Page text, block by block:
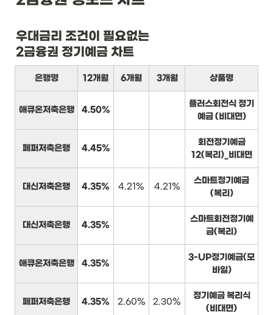
우대금리 조건이 필요없는
2금융권 정기예금 차트
은행명 12개월 6개월 3개월 상품명
애큐온저축은행 4.50%
플러스회전식 정기
예금 (비대면)
페퍼저축은행 4.45%
회전정기예금
12(복리)_비대면
대신저축은행 4.35% 4.21% 4.21%
스마트정기예금
(복리)
대신저축은행 4.35%
스마트회전정기예
금(복리)
애큐온저축은행 4.35%
3-UP정기예금(모
바일)
페퍼저축은행 4.35% 2.60% 2.30%
정기예금 복리식
(비대면)